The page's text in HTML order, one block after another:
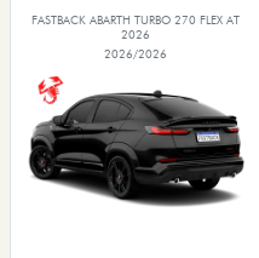
FASTBACK ABARTH TURBO 270 FLEX AT
2026
2026/2026